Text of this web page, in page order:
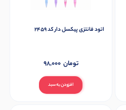
اتود فانتزی پیکسل دار کد 2459
افزودن به سبد
98,000 تومان